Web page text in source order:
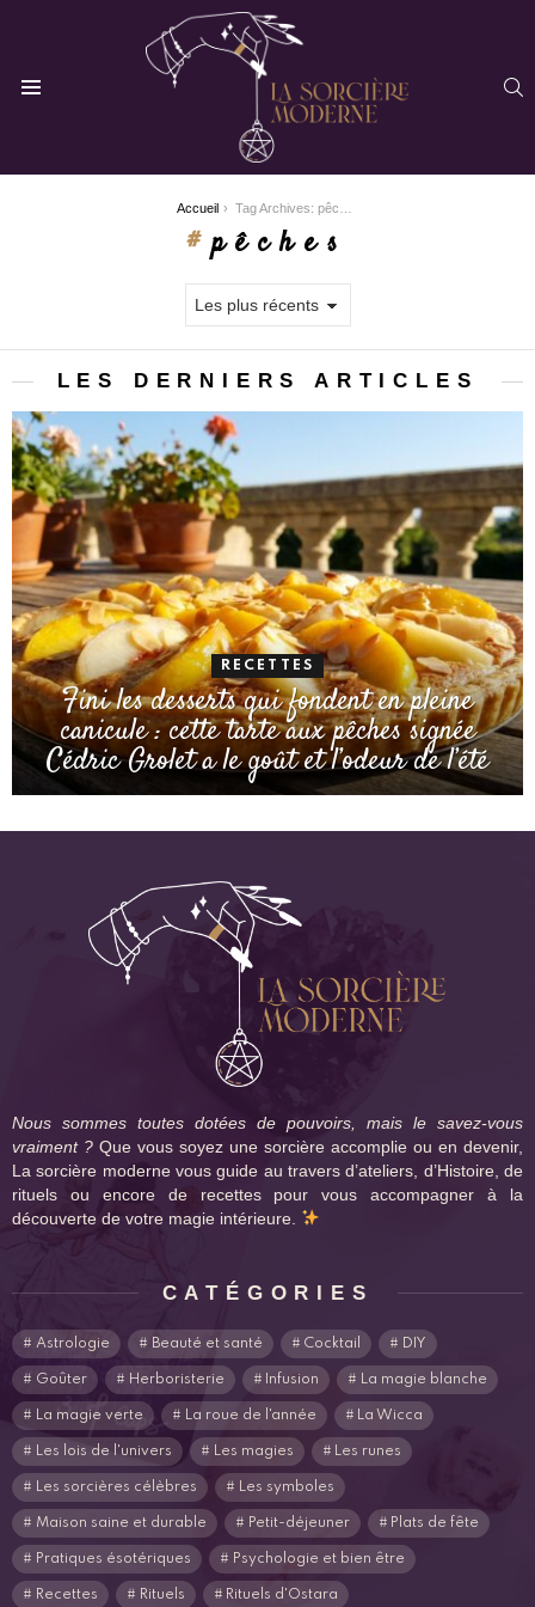
Accueil Tag Archives: pêches
pêches
LES DERNIERS ARTICLES
RECETTES
Fini les desserts qui fondent en pleine
canicule : cette tarte aux pêches signée
Cédric Grolet a le goût et l’odeur de l’été
Nous sommes toutes dotées de pouvoirs, mais le savez-vous
vraiment ? Que vous soyez une sorcière accomplie ou en devenir,
La sorcière moderne vous guide au travers d’ateliers, d’Histoire, de
rituels ou encore de recettes pour vous accompagner à la
découverte de votre magie intérieure.
CATÉGORIES
Astrologie Beauté et santé Cocktail DIY
Goûter Herboristerie Infusion La magie blanche
La magie verte La roue de l'année La Wicca
Les lois de l'univers Les magies Les runes
Les sorcières célèbres Les symboles
Maison saine et durable Petit-déjeuner Plats de fête
Pratiques ésotériques Psychologie et bien être
Recettes Rituels Rituels d'Ostara